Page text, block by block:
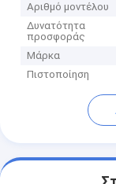
Αριθμό μοντέλου
Δυνατότητα
προσφοράς
Μάρκα
Πιστοποίηση